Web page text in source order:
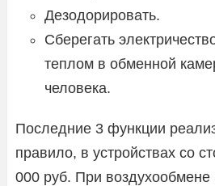
Дезодорировать.
Сберегать
теплом в обменной
человека.
Последние 3 функции
правило, в устройствах со
000 руб. При